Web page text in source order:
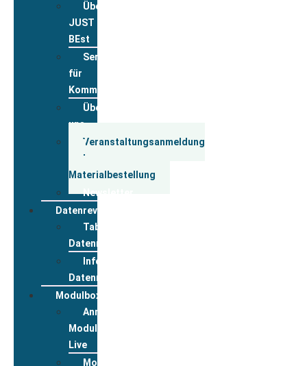
Über
JUST
BEst
Service
für
Kommunen
Über
uns
Veranstaltungsanmeldung
und
Materialbestellung
Newsletter
Datenreview
Tabelle
Datenreview
Informationen
Datenreview
Modulbox
Anmeldung
Modulbox
Live
Modul